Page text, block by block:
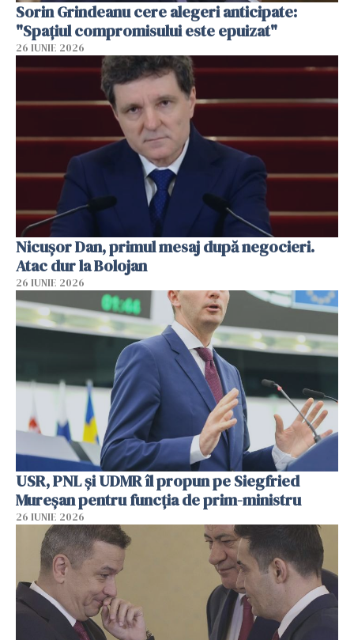
Sorin Grindeanu cere alegeri anticipate:
"Spațiul compromisului este epuizat"
26 IUNIE 2026
Nicușor Dan, primul mesaj după negocieri.
Atac dur la Bolojan
26 IUNIE 2026
USR, PNL şi UDMR îl propun pe Siegfried
Mureşan pentru funcţia de prim-ministru
26 IUNIE 2026